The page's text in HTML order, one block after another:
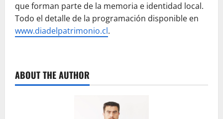
que forman parte de la memoria e identidad local.
Todo el detalle de la programación disponible en
www.diadelpatrimonio.cl.
ABOUT THE AUTHOR